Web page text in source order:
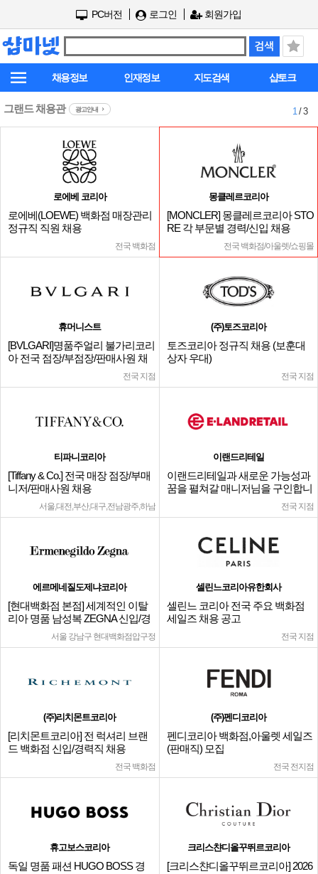
PC버전 로그인 회원가입
채용정보 인재정보 지도검색 샵토크
그랜드 채용관 광고안내 1/ 3
로에베 코리아
로에베(LOEWE) 백화점 매장관리
정규직 직원 채용
전국 백화점
몽클레르코리아
[MONCLER] 몽클레르코리아 STO
RE 각 부문별 경력/신입 채용
전국 백화점/아울렛/쇼핑몰
휴머니스트
[BVLGARI]명품주얼리 불가리코리
아 전국 점장/부점장/판매사원 채
전국 지점
(주)토즈코리아
토즈코리아 정규직 채용 (보훈대
상자 우대)
전국 지점
티파니코리아
[Tiffany & Co.] 전국 매장 점장/부매
니저/판매사원 채용
서울,대전,부산,대구,전남광주,하남
이랜드리테일
이랜드리테일과 새로운 가능성과
꿈을 펼쳐갈 매니저님을 구인합니
전국 지점
에르메네질도제냐코리아
[현대백화점 본점] 세계적인 이탈
리아 명품 남성복 ZEGNA 신입/경
서울 강남구 현대백화점압구정
셀린느코리아유한회사
셀린느 코리아 전국 주요 백화점
세일즈 채용 공고
전국 지점
(주)리치몬트코리아
[리치몬트코리아] 전 럭셔리 브랜
드 백화점 신입/경력직 채용
전국 백화점
(주)펜디코리아
펜디코리아 백화점,아울렛 세일즈
(판매직) 모집
전국 전지점
휴고보스코리아
독일 명품 패션 HUGO BOSS 경
크리스챤디올꾸뛰르코리아
[크리스챤디올꾸뛰르코리아] 2026